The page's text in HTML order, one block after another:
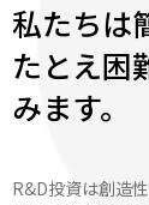
私たちは
たとえ困
みます。
R&D投資は創造